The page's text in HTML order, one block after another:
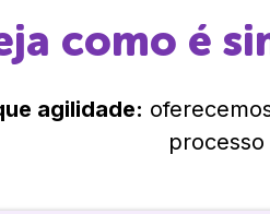
como é
agilidade: